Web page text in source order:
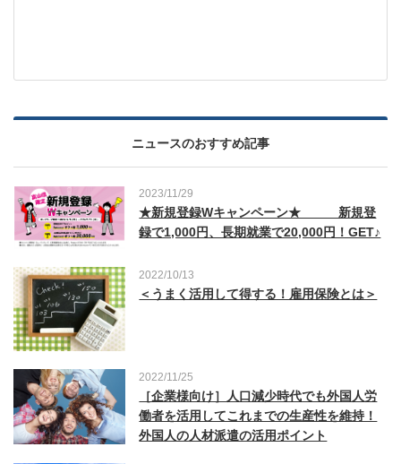
ニュースのおすすめ記事
2023/11/29
★新規登録Wキャンペーン★ 新規登
録で1,000円、長期就業で20,000円！GET♪
2022/10/13
＜うまく活用して得する！雇用保険とは＞
2022/11/25
［企業様向け］人口減少時代でも外国人労
働者を活用してこれまでの生産性を維持！
外国人の人材派遣の活用ポイント